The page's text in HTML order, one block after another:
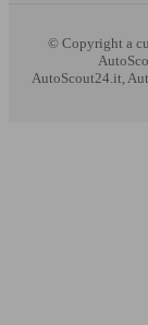
© Copyright a
AutoScout24.it,